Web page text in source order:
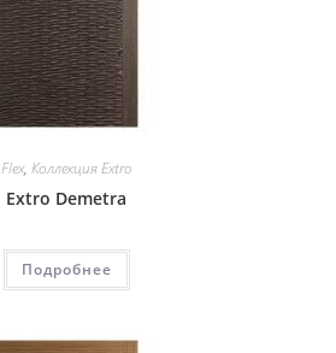
Flex, Коллекция Extro
Extro Demetra
Подробнее